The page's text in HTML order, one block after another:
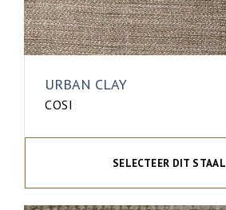
URBAN CLAY
COSI
SELECTEER DIT STAAL